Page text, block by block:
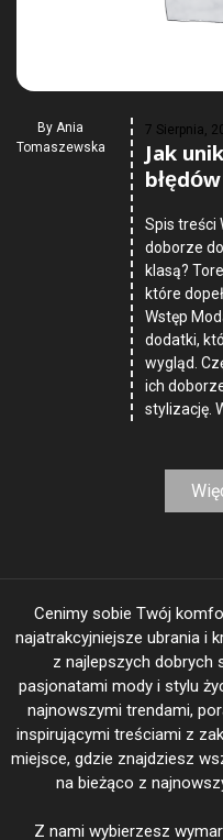
By Ania
Tomaszewska
7 Sierpnia,
Jak
Spis treści
doborze
klasą?
które
Wstęp
dodatki,
wygląd.
ich
stylizację.
Cenimy sobie Twój
najatrakcyjniejsze ubrania i
z najlepszych dobrych
pasjonatami mody i stylu
najnowszymi trendami,
inspirującymi treściami z
miejsce, gdzie znajdziesz
na bieżąco z
Z nami wybierzesz